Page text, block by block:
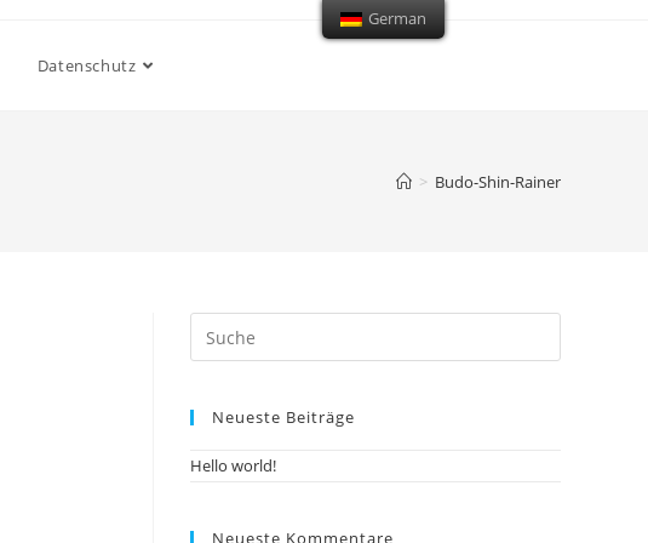
Datenschutz
> Budo-Shin-Rainer
Neueste Beiträge
Hello world!
Neueste Kommentare
German